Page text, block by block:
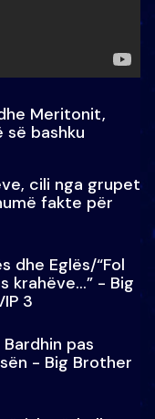
Meritonit,
bashku
cili nga grupet
fakte për
dhe Eglës/“Fol
krahëve…” - Big
3
pas
- Big Brother